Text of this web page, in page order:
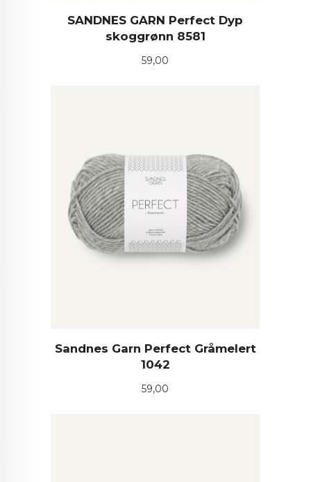
SANDNES GARN Perfect Dyp
skoggrønn 8581
Pris
59,00
Sandnes Garn Perfect Gråmelert
1042
Pris
59,00